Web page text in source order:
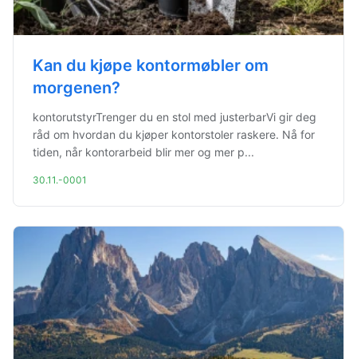
Kan du kjøpe kontormøbler om
morgenen?
kontorutstyrTrenger du en stol med justerbarVi gir deg
råd om hvordan du kjøper kontorstoler raskere. Nå for
tiden, når kontorarbeid blir mer og mer p...
30.11.-0001